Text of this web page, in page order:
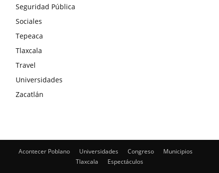
Seguridad Pública
Sociales
Tepeaca
Tlaxcala
Travel
Universidades
Zacatlán
Acontecer Poblano Universidades Congreso
Municipios
Tlaxcala
Espectáculos